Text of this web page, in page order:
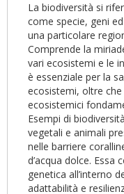
La biodiversità si
come specie, geni
una particolare
Comprende la
vari ecosistemi e le
è essenziale per la
ecosistemi, oltre
ecosistemici
Esempi di
vegetali e animali
nelle barriere
d’acqua dolce. Essa
genetica all’interno
adattabilità e